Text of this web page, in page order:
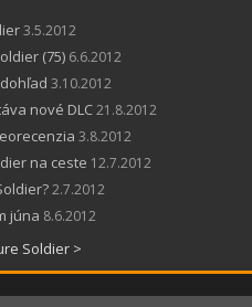
3.5.2012
(75) 6.6.2012
3.10.2012
nové DLC21.8.2012
3.8.2012
na ceste 12.7.2012
2.7.2012
júna 8.6.2012
Soldier >